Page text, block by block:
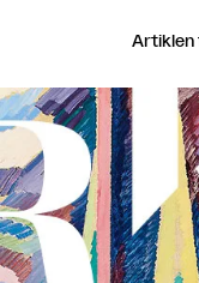
Artiklen